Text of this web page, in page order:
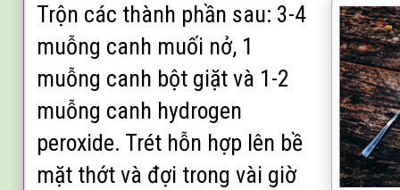
Trộn các thành phần sau: 3-4
muỗng canh muối nở, 1
muỗng canh bột giặt và 1-2
muỗng canh hydrogen
peroxide. Trét hỗn hợp lên bề
mặt thớt và đợi trong vài giờ